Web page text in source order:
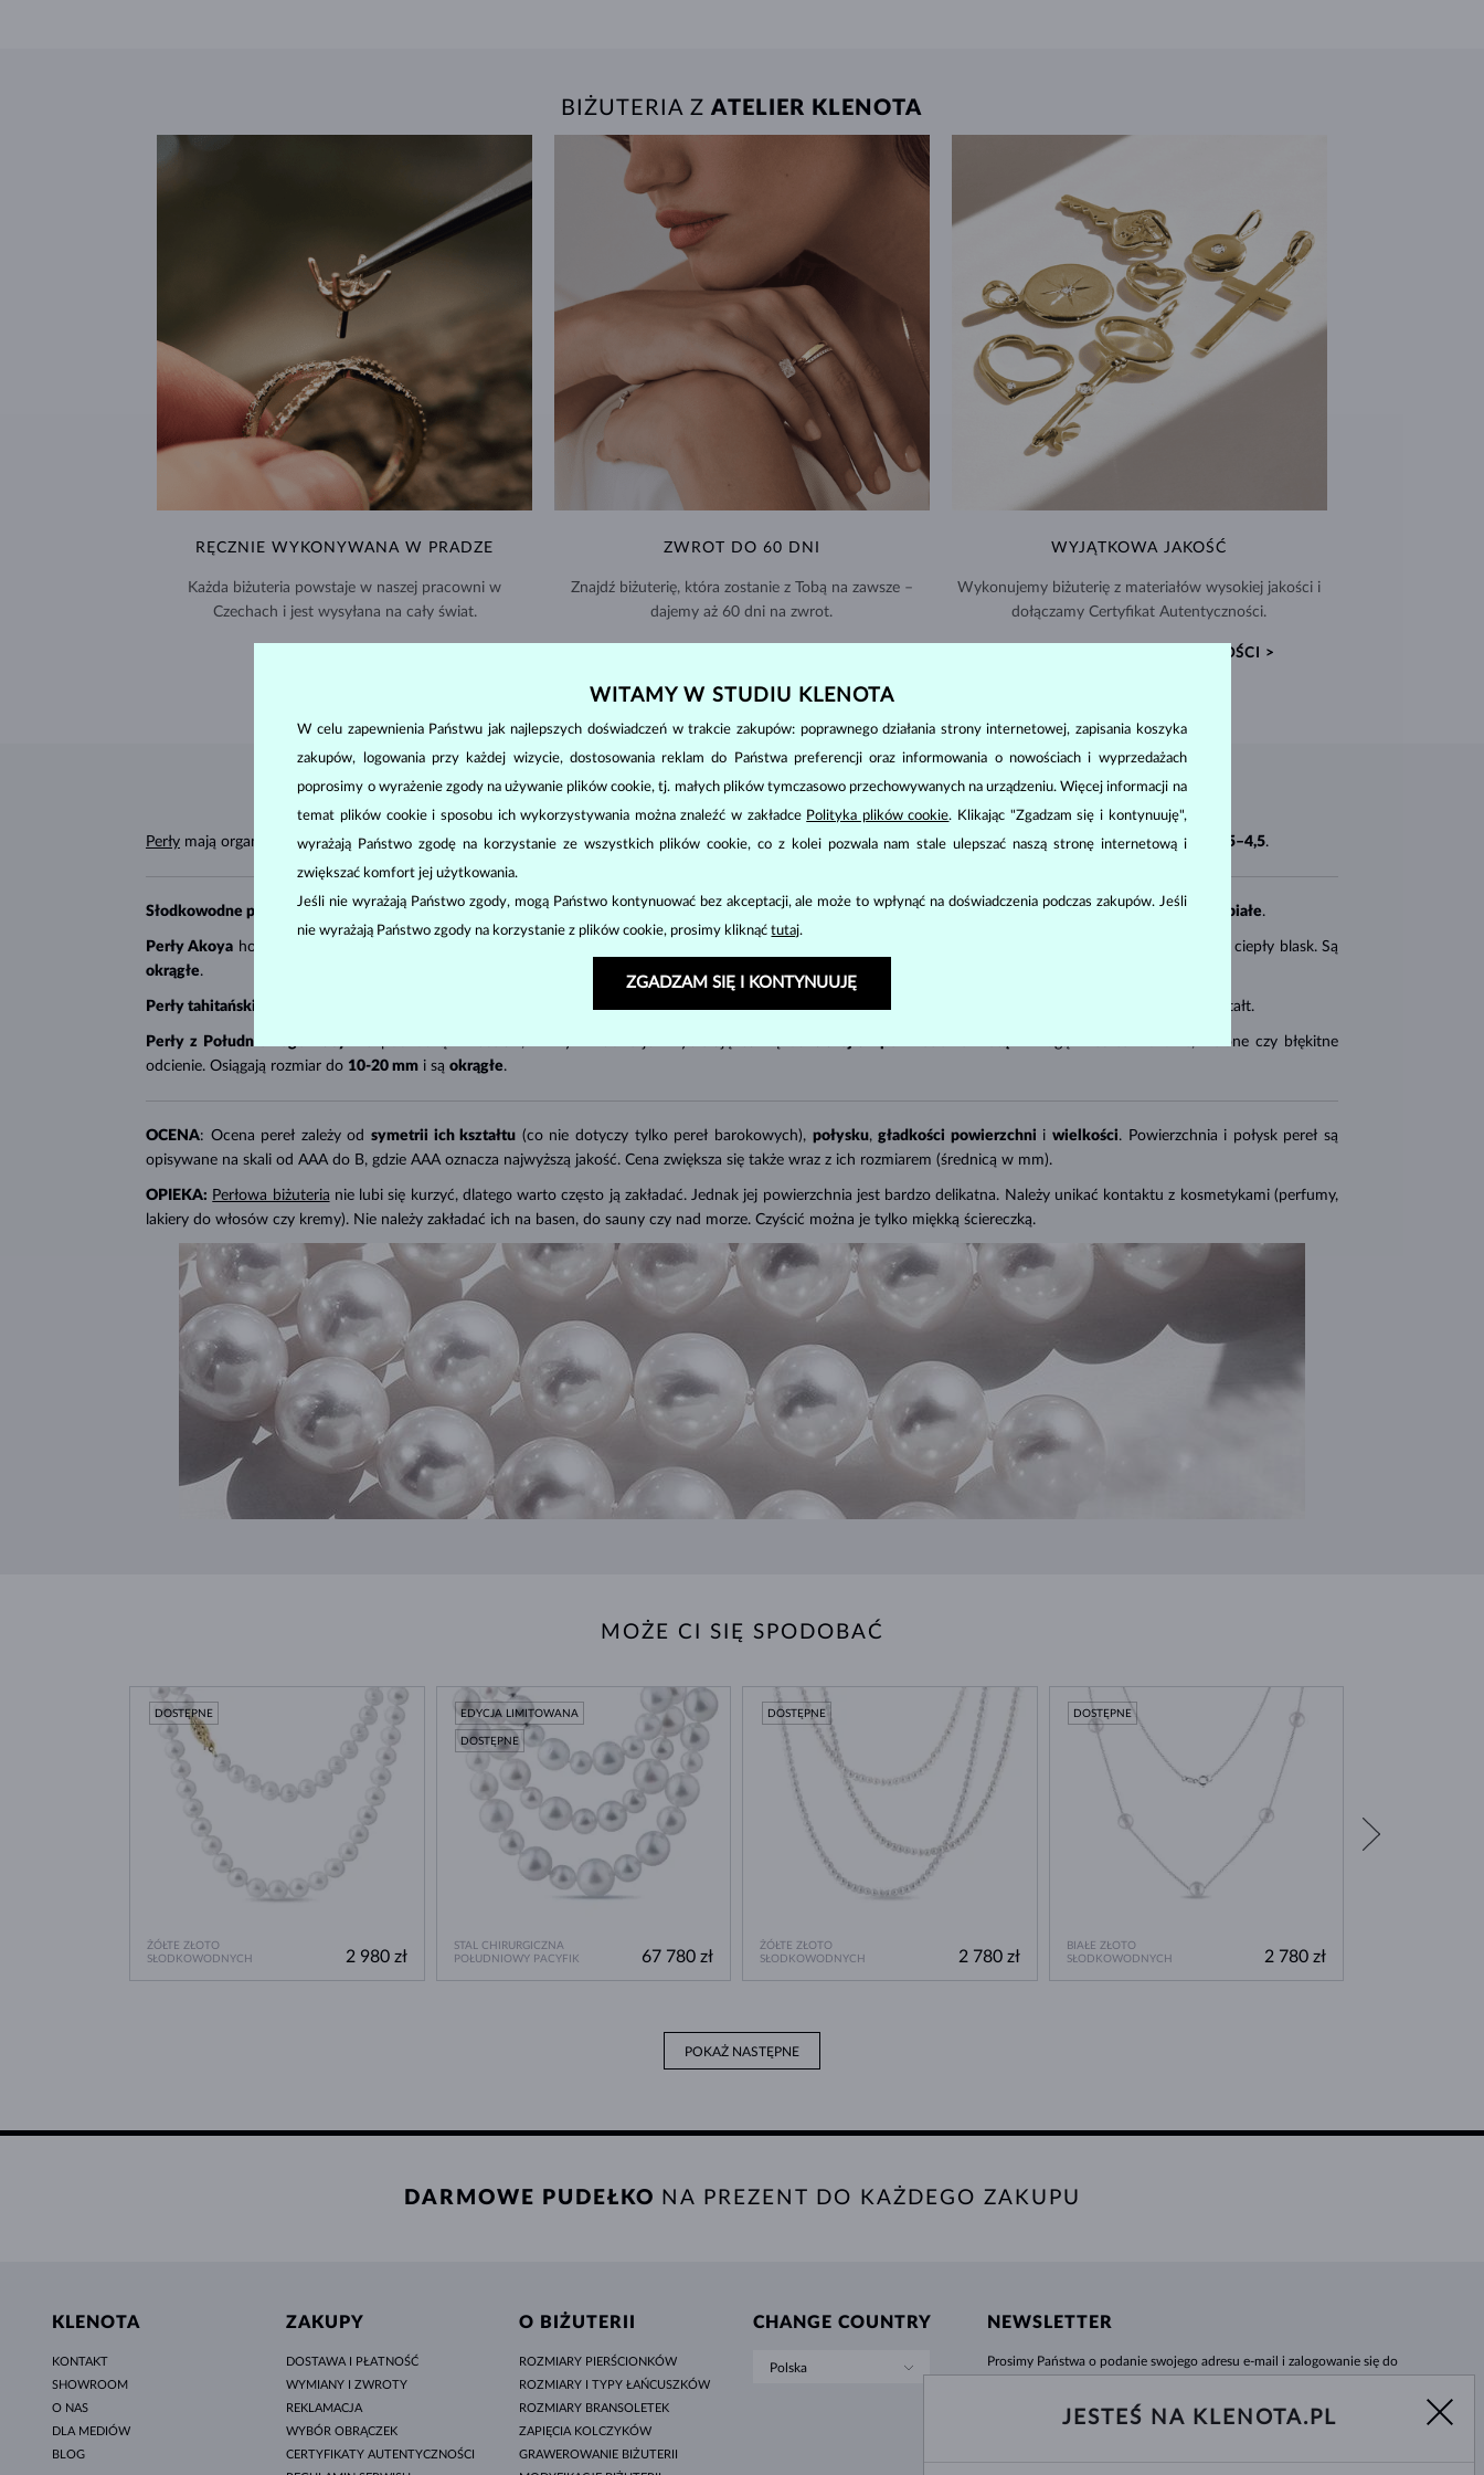
BIŻUTERIA ZATELIER KLENOTA
RĘCZNIE WYKONYWANA W PRADZE
Każda biżuteria powstaje w naszej pracowni w
Czechach i jest wysyłana na cały świat.
ZWROT DO 60 DNI
Znajdź biżuterię, która zostanie z Tobą na zawsze –
dajemy aż 60 dni na zwrot.
WYJĄTKOWA JAKOŚĆ
Wykonujemy biżuterię z materiałów wysokiej jakości i
dołączamy Certyfikat Autentyczności.
CERTYFIKATY AUTENTYCZNOŚCI >
Perły mają organiczne pochodzenie, czym różnią się od większości klejnotów. Są wytworem morskich i słodkowodnych małży. Na skali Mohsa mają twardość 2,5–4,5.
Słodkowodne perły są hodowane w akwenach ze słodką wodą. Mogą mieć różne wielkości i różne kształty (okrągły, owalny, barokowy). Zazwyczaj są czysto białe.
Perły Akoya hoduje się w Chinach, Wietnamie i Japonii. Mogą osiągać wielkość
i maja ciepły blask. Są
okrągłe.
Perły tahitańskie pochodzą z Francuskiej Polinezji, gdzie są hodowane w specjalnych małżach. Mają ciemny, szarozielony kształt.
Perły z Południowego Pacyfiku
– mogą mieć też różowe, zielone czy błękitne
odcienie. Osiągają rozmiar do 10-20 mm i są okrągłe.
OCENA: Ocena pereł zależy od symetrii ich kształtu (co nie dotyczy tylko pereł barokowych), połysku, gładkości powierzchni i wielkości. Powierzchnia i połysk pereł są
opisywane na skali od AAA do B, gdzie AAA oznacza najwyższą jakość. Cena zwiększa się także wraz z ich rozmiarem (średnicą w mm).
OPIEKA: Perłowa biżuteria nie lubi się kurzyć, dlatego warto często ją zakładać. Jednak jej powierzchnia jest bardzo delikatna. Należy unikać kontaktu z kosmetykami (perfumy,
lakiery do włosów czy kremy). Nie należy zakładać ich na basen, do sauny czy nad morze. Czyścić można je tylko miękką ściereczką.
MOŻE CI SIĘ SPODOBAĆ
ŻÓŁTE ZŁOTO
SŁODKOWODNYCH
DOSTĘPNE
2 980 zł
STAL CHIRURGICZNA
POŁUDNIOWY PACYFIK
EDYCJA LIMITOWANA
DOSTĘPNE
67 780 zł
ŻÓŁTE ZŁOTO
SŁODKOWODNYCH
DOSTĘPNE
2 780 zł
BIAŁE ZŁOTO
SŁODKOWODNYCH
DOSTĘPNE
2 780 zł
POKAŻ NASTĘPNE
DARMOWE PUDEŁKO NA PREZENT DO KAŻDEGO ZAKUPU
KLENOTA
KONTAKT
SHOWROOM
O NAS
DLA MEDIÓW
BLOG
ZAKUPY
DOSTAWA I PŁATNOŚĆ
WYMIANY I ZWROTY
REKLAMACJA
WYBÓR OBRĄCZEK
CERTYFIKATY AUTENTYCZNOŚCI
O BIŻUTERII
ROZMIARY PIERŚCIONKÓW
ROZMIARY I TYPY ŁAŃCUSZKÓW
ROZMIARY BRANSOLETEK
ZAPIĘCIA KOLCZYKÓW
GRAWEROWANIE BIŻUTERII
CHANGE COUNTRY
Polska
NEWSLETTER
Prosimy Państwa o podanie swojego adresu e-mail i zalogowanie się do
umkną Państwa uwadze!
WITAMY W STUDIU KLENOTA
W celu zapewnienia Państwu jak najlepszych doświadczeń w trakcie zakupów: poprawnego działania strony internetowej, zapisania koszyka
zakupów, logowania przy każdej wizycie, dostosowania reklam do Państwa preferencji oraz informowania o nowościach i wyprzedażach
poprosimy o wyrażenie zgody na używanie plików cookie, tj. małych plików tymczasowo przechowywanych na urządzeniu. Więcej informacji na
temat plików cookie i sposobu ich wykorzystywania można znaleźć w zakładce Polityka plików cookie. Klikając "Zgadzam się i kontynuuję",
wyrażają Państwo zgodę na korzystanie ze wszystkich plików cookie, co z kolei pozwala nam stale ulepszać naszą stronę internetową i
zwiększać komfort jej użytkowania.
Jeśli nie wyrażają Państwo zgody, mogą Państwo kontynuować bez akceptacji, ale może to wpłynąć na doświadczenia podczas zakupów. Jeśli
nie wyrażają Państwo zgody na korzystanie z plików cookie, prosimy kliknąćtutaj.
ZGADZAM SIĘ I KONTYNUUJĘ
JESTEŚ NA KLENOTA.PL